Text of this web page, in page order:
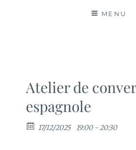
MENU
Atelier de
espagnole
17/12/2025 19:00 - 20:30